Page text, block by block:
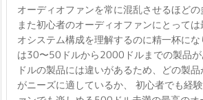
オーディオファンを常に混乱させるほどの
また初心者のオーディオファンにとって
オシステム構成を理解するのに精一杯に
は30〜50ドルから2000ドルまでの製品
ドルの製品には違いがあるため、どの製
がニーズに適しているか、 初心者でも経